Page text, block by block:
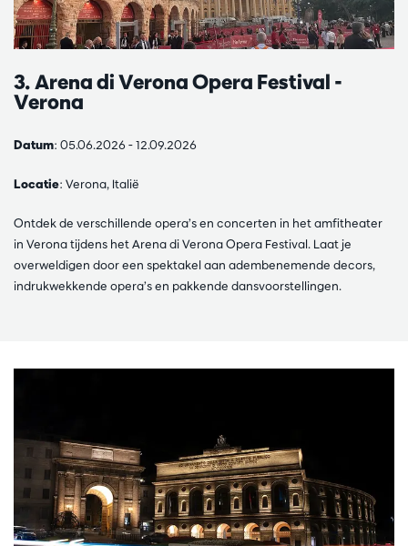
3. Arena di Verona Opera Festival -
Verona
Datum: 05.06.2026 - 12.09.2026
Locatie: Verona, Italië
Ontdek de verschillende opera’s en concerten in het amfitheater
in Verona tijdens het Arena di Verona Opera Festival. Laat je
overweldigen door een spektakel aan adembenemende decors,
indrukwekkende opera’s en pakkende dansvoorstellingen.